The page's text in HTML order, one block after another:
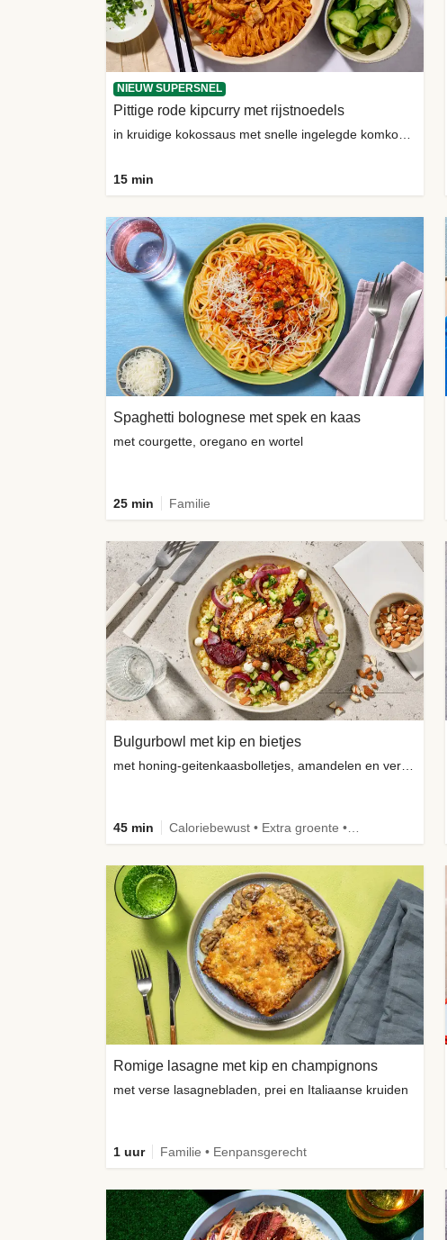
NIEUW SUPERSNEL
Pittige rode kipcurry met rijstnoedels
15 min
Spaghetti bolognese met spek en kaas
met courgette, oregano en wortel
25 min Familie
Bulgurbowl met kip en bietjes
45 min
Romige lasagne met kip en champignons
met verse lasagnebladen, prei en Italiaanse kruiden
1 uur Familie • Eenpansgerecht